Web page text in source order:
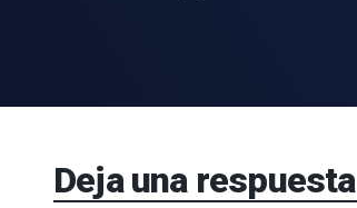
Deja una respuesta